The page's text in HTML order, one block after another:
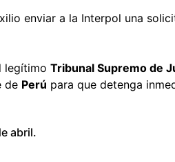
enviar a la Interpol una
legítimo Tribunal Supremo de
de Perú  para que detenga
abril.